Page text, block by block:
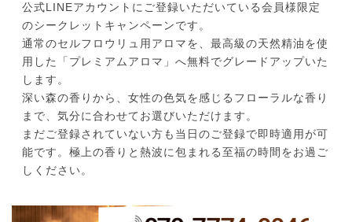
公式LINEアカウントにご登録いただいている会員様限定
のシークレットキャンペーンです。
通常のセルフロウリュ用アロマを、最高級の天然精油を使
用した「プレミアムアロマ」へ無料でグレードアップいた
します。
深い森の香りから、女性の色気を感じるフローラルな香り
まで、気分に合わせてお選びいただけます。
まだご登録されていない方も当日のご登録で即時適用が可
能です。極上の香りと熱波に包まれる至福の時間をお過ご
しください。